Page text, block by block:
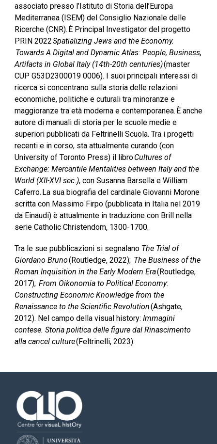
associato presso l’Istituto di Storia dell’Europa
Mediterranea (ISEM) del Consiglio Nazionale delle
Ricerche (CNR). È Principal Investigator del progetto
PRIN 2022Spatializing Jews and the Economy.
Towards A Digital and Dynamic Atlas: People, Business,
Artifacts in Global Italy (14th-20th centuries)(master
CUP G53D2300019 0006). I suoi principali interessi di
ricerca si concentrano sulla storia delle relazioni
economiche, politiche e cuturali tra minoranze e
maggioranze tra età moderna e contemporanea. È anche
autore di manuali di storia per le scuole medie e
superiori pubblicati da Feltrinelli Scuola. Tra i progetti
recenti e in corso, sta attualmente curando (con
University of Toronto Press) il libroCultures of
Exchange: Mercantile Mentalities between Italy and the
World (XII-XVI sec.), con Susanna Barsella e William
Caferro. La sua biografia del cardinale Giovanni Morone
scritta con Massimo Firpo (pubblicata in Italia nel 2019
da Einaudi) è attualmente in traduzione con Brill nella
serie Catholic Christendom, 1300-1700.
Tra le sue pubblicazioni si segnalano The Trial of
Giordano Bruno(Routledge, 2022); The Business of the
Roman Inquisition in the Early Modern Era(Routledge,
2017); From Oikonomia to Political Economy:
Constructing Economic Knowledge from the
Renaissance to the Scientific Revolution(Ashgate,
2012). Nel campo della visual history: Immagini
contese. Storia politica delle figure dal Rinascimento
alla cancel culture(Feltrinelli, 2023).